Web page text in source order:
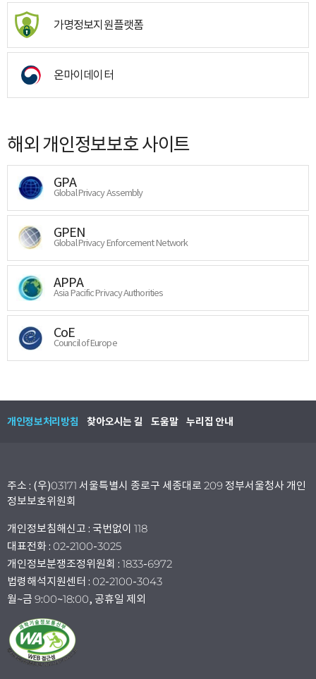
가명정보지원플랫폼
온마이데이터
해외 개인정보보호 사이트
GPA
Global Privacy Assembly
GPEN
Global Privacy Enforcement Network
APPA
Asia Pacific Privacy Authorities
CoE
Council of Europe
개인정보처리방침 찾아오시는 길 도움말 누리집 안내
주소 : (우)03171 서울특별시 종로구 세종대로 209 정부서울청사 개인
정보보호위원회
개인정보침해신고 : 국번없이 118
대표전화 : 02-2100-3025
개인정보분쟁조정위원회 : 1833-6972
법령해석지원센터 : 02-2100-3043
월~금 9:00~18:00, 공휴일 제외